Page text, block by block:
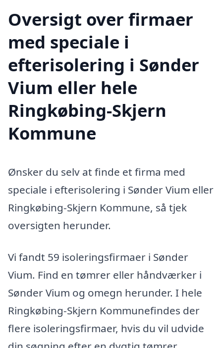
Oversigt over firmaer
med speciale i
efterisolering i Sønder
Vium eller hele
Ringkøbing-Skjern
Kommune
Ønsker du selv at finde et firma med
speciale i efterisolering i Sønder Vium eller
Ringkøbing-Skjern Kommune, så tjek
oversigten herunder.
Vi fandt 59 isoleringsfirmaer i Sønder
Vium. Find en tømrer eller håndværker i
Sønder Vium og omegn herunder. I hele
Ringkøbing-Skjern Kommunefindes der
flere isoleringsfirmaer, hvis du vil udvide